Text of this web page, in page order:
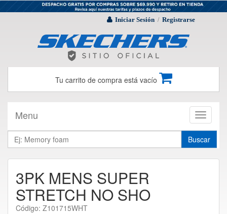
Iniciar Sesión / Registrarse
Tu carrito de compra está vacío
Toggle
Menu
Buscar
3PK MENS SUPER
STRETCH NO SHO
Código: Z101715WHT